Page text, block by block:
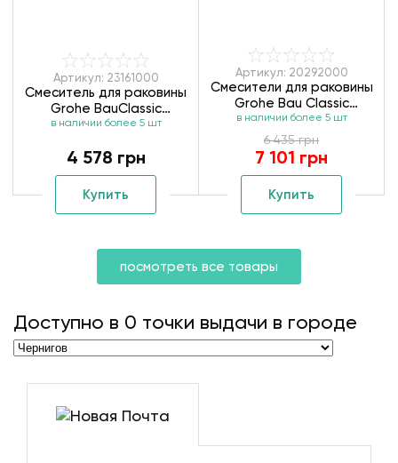
Артикул: 23161000
Смеситель для раковины
Grohe BauClassic
23161000
в наличии более 5 шт
4 578 грн
Купить
Артикул: 20292000
Смесители для раковины
Grohe Bau Classic
20292000 ВЧ+НЧ
в наличии более 5 шт
6 435 грн
7 101 грн
Купить
посмотреть все товары
Доступно в 0 точки выдачи в городе